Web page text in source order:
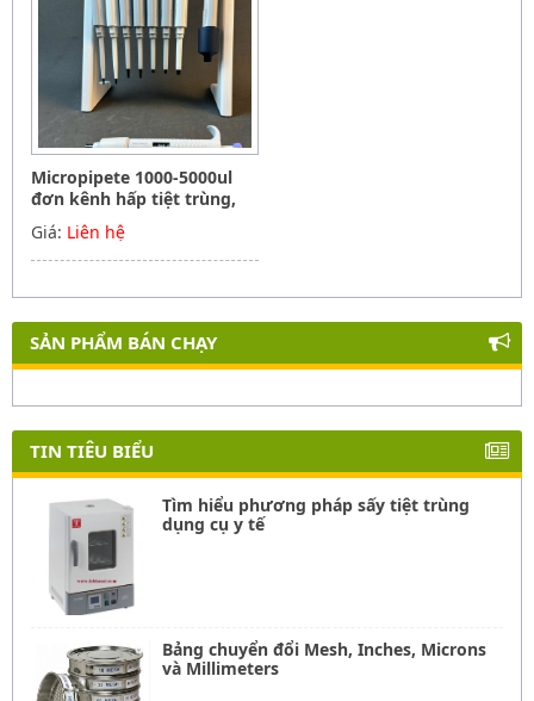
Micropipete 1000-5000ul
đơn kênh hấp tiệt trùng,
Hãng Phoenix instrument
Germany
Giá: Liên hệ
SẢN PHẨM BÁN CHẠY
TIN TIÊU BIỂU
Tìm hiểu phương pháp sấy tiệt trùng
dụng cụ y tế
Bảng chuyển đổi Mesh, Inches, Microns
và Millimeters